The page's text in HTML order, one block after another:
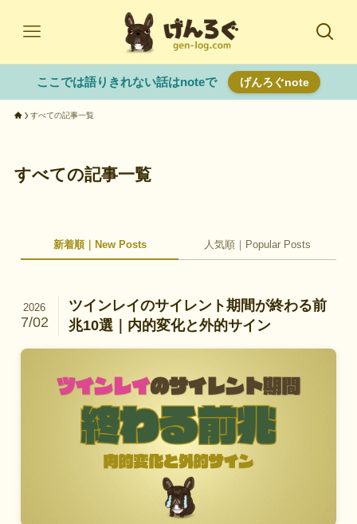
ここでは語りきれない話はnoteで げんろぐnote
すべての記事一覧
すべての記事一覧
新着順｜New Posts 人気順｜Popular Posts
ツインレイのサイレント期間が終わる前
兆10選｜内的変化と外的サイン
2026
7/02